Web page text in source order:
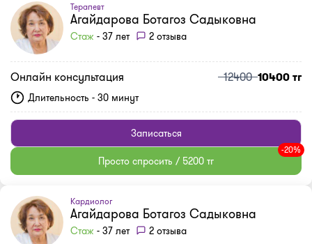
Терапевт
Агайдарова Ботагоз Садыковна
Стаж - 37 лет 2 отзыва
Онлайн консультация 1240010400 тг
Длительность - 30 минут
Записаться
Просто спросить / 5200 тг
-20%
Кардиолог
Агайдарова Ботагоз Садыковна
Стаж - 37 лет 2 отзыва